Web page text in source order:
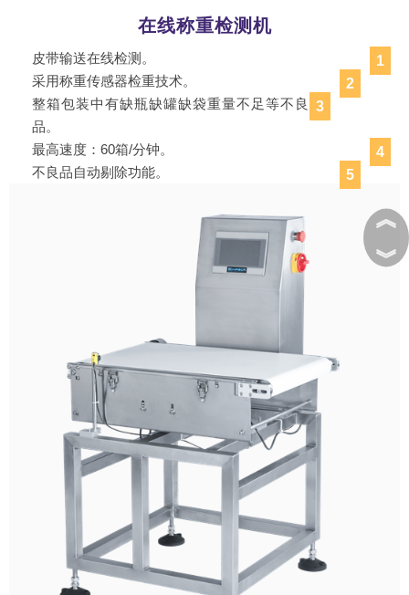
在线称重检测机
1
皮带输送在线检测。
2
采用称重传感器检重技术。
3
整箱包装中有缺瓶缺罐缺袋重量不足等不良
品。
4
最高速度：60箱/分钟。
5
不良品自动剔除功能。
︽
︾